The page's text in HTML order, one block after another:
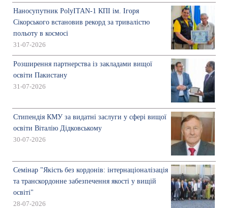
Наносупутник PolyITAN-1 КПІ ім. Ігоря
Сікорського встановив рекорд за тривалістю
польоту в космосі
31-07-2026
Розширення партнерства із закладами вищої
освіти Пакистану
31-07-2026
Стипендія КМУ за видатні заслуги у сфері вищої
освіти Віталію Дідковському
30-07-2026
Семінар "Якість без кордонів: інтернаціоналізація
та транскордонне забезпечення якості у вищій
освіті"
28-07-2026